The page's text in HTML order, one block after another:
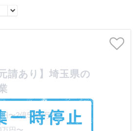
請あり】埼玉県の
円〜2億5000万円